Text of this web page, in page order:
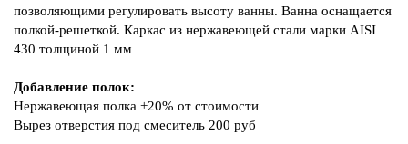
позволяющими регулировать высоту ванны. Ванна оснащается
полкой-решеткой. Каркас из нержавеющей стали марки AISI
430 толщиной 1 мм
Добавление полок:
Нержавеющая полка +20% от стоимости
Вырез отверстия под смеситель 200 руб